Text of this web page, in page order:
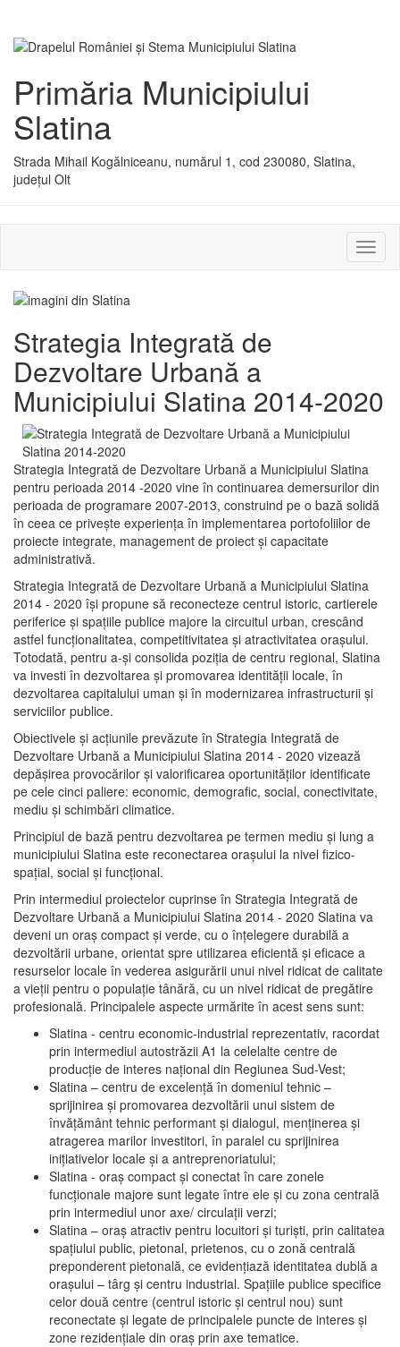
Primăria Municipiului
Slatina
Strada Mihail Kogălniceanu, numărul 1, cod 230080, Slatina,
județul Olt
sau
Strategia Integrată de
Dezvoltare Urbană a
Municipiului Slatina 2014-2020
Strategia Integrată de Dezvoltare Urbană a Municipiului Slatina
pentru perioada 2014 -2020 vine în continuarea demersurilor din
perioada de programare 2007-2013, construind pe o bază solidă
în ceea ce priveşte experienţa în implementarea portofoliilor de
proiecte integrate, management de proiect și capacitate
administrativă.
Strategia Integrată de Dezvoltare Urbană a Municipiului Slatina
2014 - 2020 își propune să reconecteze centrul istoric, cartierele
periferice şi spaţiile publice majore la circuitul urban, crescând
astfel funcţionalitatea, competitivitatea şi atractivitatea oraşului.
Totodată, pentru a-şi consolida poziţia de centru regional, Slatina
va investi în dezvoltarea şi promovarea identităţii locale, în
dezvoltarea capitalului uman şi în modernizarea infrastructurii şi
serviciilor publice.
Obiectivele şi acţiunile prevăzute în Strategia Integrată de
Dezvoltare Urbană a Municipiului Slatina 2014 - 2020 vizează
depășirea provocărilor şi valorificarea oportunităţilor identificate
pe cele cinci paliere: economic, demografic, social, conectivitate,
mediu şi schimbări climatice.
Principiul de bază pentru dezvoltarea pe termen mediu şi lung a
municipiului Slatina este reconectarea oraşului la nivel fizico-
spaţial, social şi funcţional.
Prin intermediul proiectelor cuprinse în Strategia Integrată de
Dezvoltare Urbană a Municipiului Slatina 2014 - 2020 Slatina va
deveni un oraş compact şi verde, cu o înţelegere durabilă a
dezvoltării urbane, orientat spre utilizarea eficientă şi eficace a
resurselor locale în vederea asigurării unui nivel ridicat de calitate
a vieţii pentru o populaţie tânără, cu un nivel ridicat de pregătire
profesională. Principalele aspecte urmărite în acest sens sunt:
Slatina - centru economic-industrial reprezentativ, racordat
prin intermediul autostrăzii A1 la celelalte centre de
producţie de interes naţional din Regiunea Sud-Vest;
Slatina – centru de excelenţă în domeniul tehnic –
sprijinirea şi promovarea dezvoltării unui sistem de
învăţământ tehnic performant şi dialogul, menţinerea şi
atragerea marilor investitori, în paralel cu sprijinirea
iniţiativelor locale şi a antreprenoriatului;
Slatina - oraş compact şi conectat în care zonele
funcţionale majore sunt legate între ele şi cu zona centrală
prin intermediul unor axe/ circulații verzi;
Slatina – oraş atractiv pentru locuitori şi turişti, prin calitatea
spaţiului public, pietonal, prietenos, cu o zonă centrală
preponderent pietonală, ce evidenţiază identitatea dublă a
oraşului – târg şi centru industrial. Spaţiile publice specifice
celor două centre (centrul istoric şi centrul nou) sunt
reconectate şi legate de principalele puncte de interes şi
zone rezidenţiale din oraş prin axe tematice.